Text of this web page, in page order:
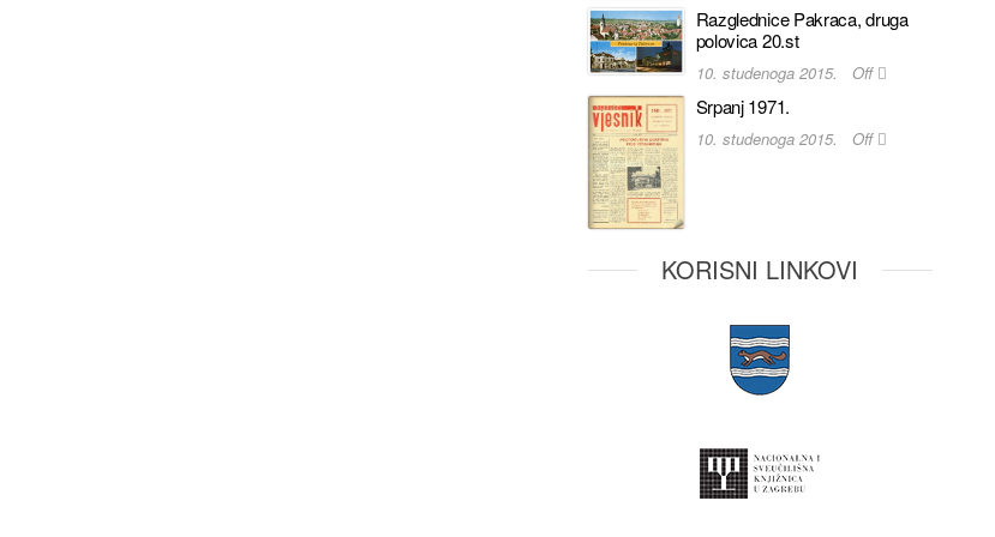
Razglednice Pakraca, druga
polovica 20.st
10. studenoga 2015. Off
Srpanj 1971.
10. studenoga 2015. Off
KORISNI LINKOVI